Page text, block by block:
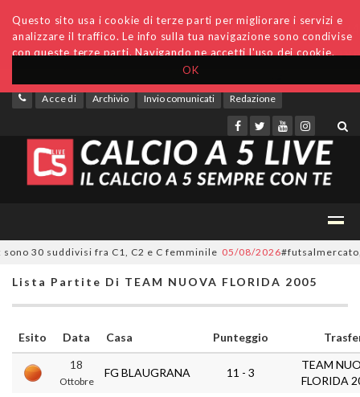
OK
Questo sito usa i cookie di terze parti per migliorare i servizi e
analizzare il traffico. Le info sulla tua navigazione sono condivise
con queste terze parti. Navigando ne accetti l'uso dei cookie.
Accedi Archivio Invio comunicati Redazione
30 suddivisi fra C1, C2 e C femminile 05/08/2026#futsalmercato,
Lista Partite Di TEAM NUOVA FLORIDA 2005
Esito Data Casa Punteggio
18
Ottobre
FG BLAUGRANA 11 - 3
TEAM
FLORIDA